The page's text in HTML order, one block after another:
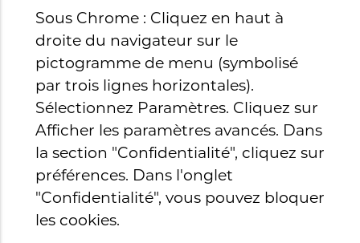
Sous Chrome : Cliquez en haut à
droite du navigateur sur le
pictogramme de menu (symbolisé
par trois lignes horizontales).
Sélectionnez Paramètres. Cliquez sur
Afficher les paramètres avancés. Dans
la section "Confidentialité", cliquez sur
préférences. Dans l'onglet
"Confidentialité", vous pouvez bloquer
les cookies.